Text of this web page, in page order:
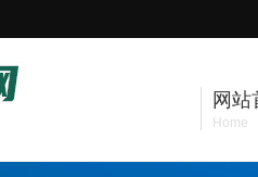
网站
Home